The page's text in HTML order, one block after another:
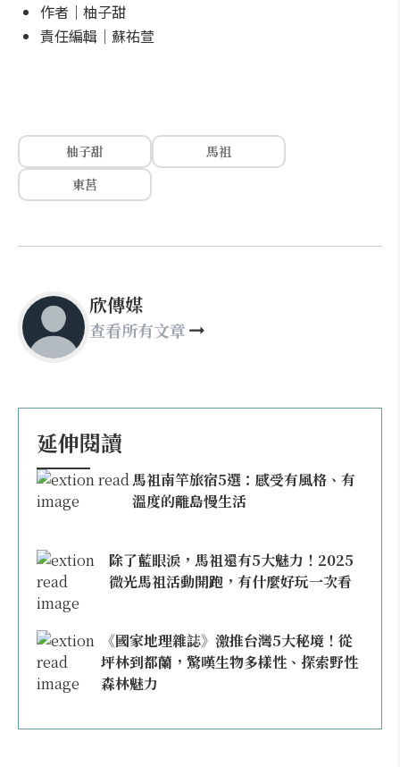
作者｜柚子甜
責任編輯｜蘇祐萱
柚子甜
馬祖
東莒
欣傳媒
查看所有文章
延伸閱讀
馬祖南竿旅宿5選：感受有風格、有
溫度的離島慢生活
除了藍眼淚，馬祖還有5大魅力！2025
微光馬祖活動開跑，有什麼好玩一次看
《國家地理雜誌》激推台灣5大秘境！從
坪林到都蘭，驚嘆生物多樣性、探索野性
森林魅力